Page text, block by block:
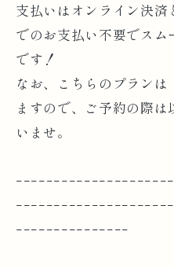
支払いはオンライン決済
でのお支払い不要でス
です！
なお、こちらのプランは
ますので、ご予約の際
いませ。
ｰｰｰｰｰｰｰｰｰｰｰｰｰｰｰｰｰｰｰｰ
ｰｰｰｰｰｰｰｰｰｰｰｰｰｰｰｰｰｰｰｰ
ｰｰｰｰｰｰｰｰｰｰｰｰｰｰｰ